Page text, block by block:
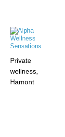
Private
wellness,
Hamont